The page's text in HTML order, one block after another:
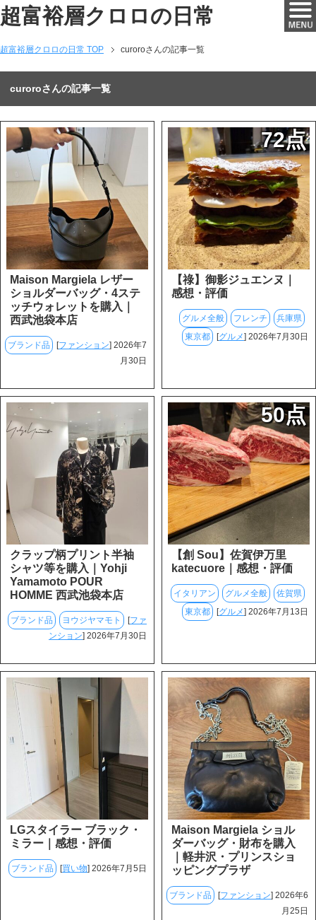
超富裕層クロロの日常
超富裕層クロロの日常 TOP curoroさんの記事一覧
curoroさんの記事一覧
Maison Margiela レザー
ショルダーバッグ・4ステ
ッチウォレットを購入｜
西武池袋本店
ブランド品 [ファンション] 2026年7
月30日
72点
【祿】御影ジュエンヌ｜
感想・評価
グルメ全般 フレンチ
兵庫県
東京都
[グルメ] 2026年7月30日
クラップ柄プリント半袖
シャツ等を購入｜Yohji
Yamamoto POUR
HOMME 西武池袋本店
ブランド品 ヨウジヤマモト [ファ
ンション] 2026年7月30日
50点
【創 Sou】佐賀伊万里
katecuore｜感想・評価
イタリアン グルメ全般
佐賀県
東京都
[グルメ] 2026年7月13日
LGスタイラー ブラック・
ミラー｜感想・評価
ブランド品 [買い物] 2026年7月5日
Maison Margiela ショル
ダーバッグ・財布を購入
｜軽井沢・プリンスショ
ッピングプラザ
ブランド品 [ファンション] 2026年6
月25日